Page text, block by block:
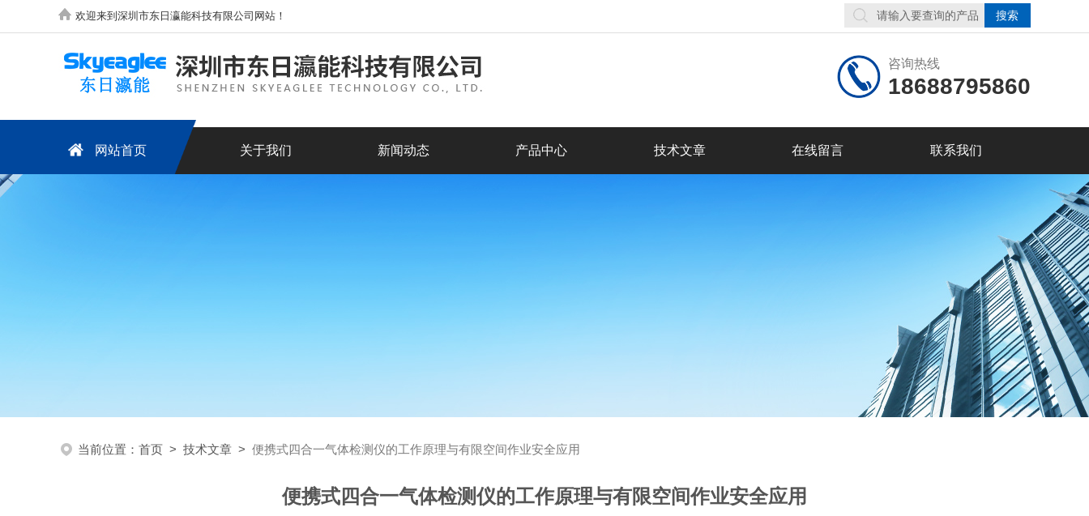
欢迎来到深圳市东日瀛能科技有限公司网站！
咨询热线
18688795860
网站首页 关于我们 新闻动态 产品中心 技术文章 在线留言 联系我们
当前位置： 首页 > 技术文章 > 便携式四合一气体检测仪的工作原理与有限空间作业安全应用
便携式四合一气体检测仪的工作原理与有限空间作业安全应用